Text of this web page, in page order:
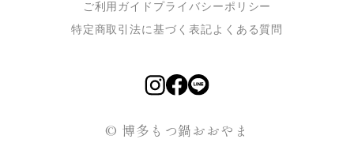
ご利用ガイド プライバシーポリシー
特定商取引法に基づく表記よくある質問
© 博多もつ鍋おおやま